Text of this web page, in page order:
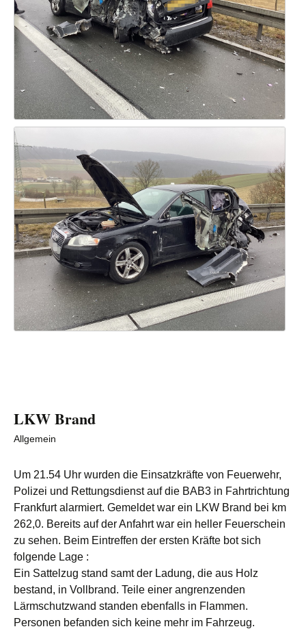
LKW Brand
Allgemein
Um 21.54 Uhr wurden die Einsatzkräfte von Feuerwehr,
Polizei und Rettungsdienst auf die BAB3 in Fahrtrichtung
Frankfurt alarmiert. Gemeldet war ein LKW Brand bei km
262,0. Bereits auf der Anfahrt war ein heller Feuerschein
zu sehen. Beim Eintreffen der ersten Kräfte bot sich
folgende Lage :
Ein Sattelzug stand samt der Ladung, die aus Holz
bestand, in Vollbrand. Teile einer angrenzenden
Lärmschutzwand standen ebenfalls in Flammen.
Personen befanden sich keine mehr im Fahrzeug.